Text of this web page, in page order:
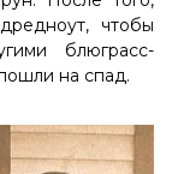
чтобы
блюграсс-
на спад.